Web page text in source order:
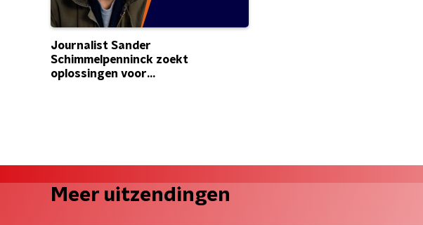
Journalist Sander
Schimmelpenninck zoekt
oplossingen voor
Meer uitzendingen